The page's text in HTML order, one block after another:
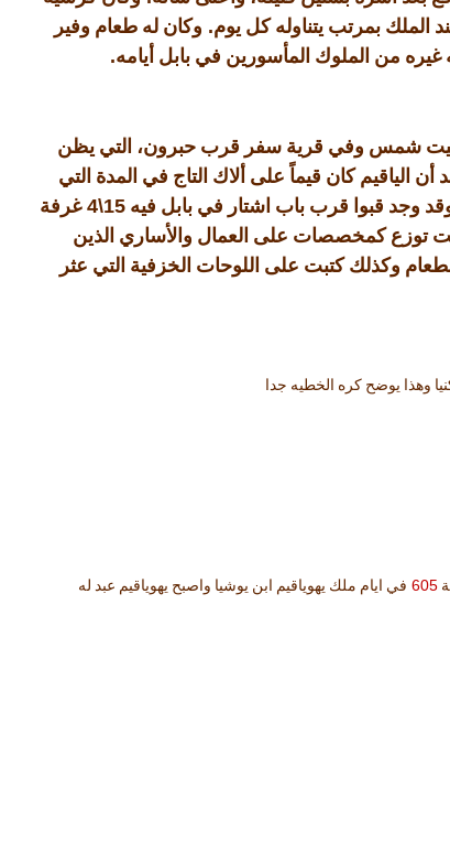
بمرتب يتناوله كل يوم. وكان له طعام وفير
غيره من الملوك المأسورين في بابل أيامه.
بيت شمس وفي قرية سفر قرب حبرون، التي يظن
أن الياقيم كان قيماً على ألاك التاج في المدة التي
وجد قبوا قرب باب اشتار في بابل فيه 15\4
غرفة
توزع كمخصصات على العمال والأساري الذين
وكذلك كتبت على اللوحات الخزفية التي عثر
وهذا يوضح كره الخطيه جدا
605 في ايام ملك يهوياقيم ابن يوشيا واصبح يهوياقيم عبد له